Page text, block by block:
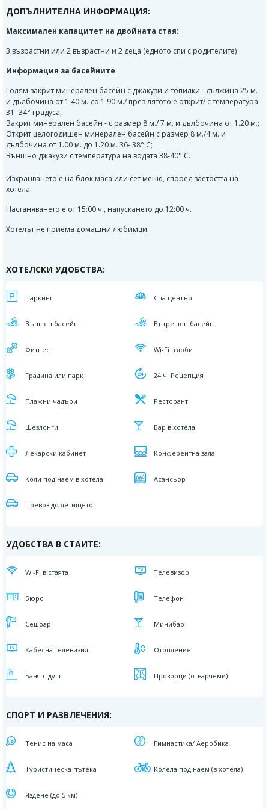
ДОПЪЛНИТЕЛНА ИНФОРМАЦИЯ:
Максимален капацитет на двойната стая:
3 възрастни или 2 възрастни и 2 деца (едното спи с родителите)
Информация за басейните:
Голям закрит минерален басейн с джакузи и топилки - дължина 25 м.
и дълбочина от 1.40 м. до 1.90 м./ през лятото е открит/ с температура
31- 34° градуса;
Закрит минерален басейн - с размер 8 м./ 7 м. и дълбочина от 1.20 м.;
Открит целогодишен минерален басейн с размер 8 м./4 м. и
дълбочина от 1.00 м. до 1.20 м. 36- 38° C;
Външно джакузи с температура на водата 38-40° C.
Изхранването е на блок маса или сет меню, според заетостта на
хотела.
Настаняването е от 15:00 ч., напускането до 12:00 ч.
Хотелът не приема домашни любимци.
ХОТЕЛСКИ УДОБСТВА:
Паркинг Спа център
Външен басейн Вътрешен басейн
Фитнес Wi-Fi в лоби
Градина или парк 24 ч. Рецепция
Плажни чадъри Ресторант
Шезлонги Бар в хотела
Лекарски кабинет Конферентна зала
Коли под наем в хотела Асансьор
Превоз до летището
УДОБСТВА В СТАИТЕ:
Wi-Fi в стаята Телевизор
Бюро Телефон
Сешоар Минибар
Кабелна телевизия Отопление
Баня с душ Прозорци (отваряеми)
СПОРТ И РАЗВЛЕЧЕНИЯ:
Тенис на маса Гимнастика/ Аеробика
Туристическа пътека Колела под наем (в хотела)
Яздене (до 5 км)